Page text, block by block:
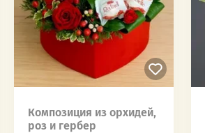
Композиция из орхидей,
роз и гербер